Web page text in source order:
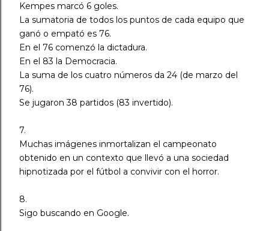
Kempes marcó 6 goles.
La sumatoria de todos los puntos de cada equipo que
ganó o empató es 76.
En el 76 comenzó la dictadura.
En el 83 la Democracia.
La suma de los cuatro números da 24 (de marzo del
76).
Se jugaron 38 partidos (83 invertido).
7.
Muchas imágenes inmortalizan el campeonato
obtenido en un contexto que llevó a una sociedad
hipnotizada por el fútbol a convivir con el horror.
8.
Sigo buscando en Google.